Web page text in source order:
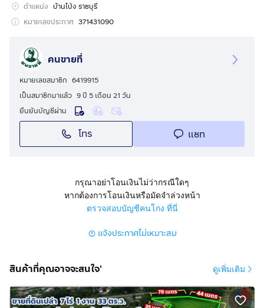
บูลย์)ตำแหน่ง บ้านโป่ง ราชบุรี
หมายเลขประกาศ 371431090
คนขายที่
หมายเลขสมาชิก 6419915
เป็นสมาชิกมาแล้ว 9 ปี 5 เดือน 21 วัน
ยืนยันบัญชีผ่าน
โทร แชท
กรุณาอย่าโอนเงินไม่ว่ากรณีใดๆ
หากต้องการโอนเงินหรือมัดจำล่วงหน้า
ตรวจสอบบัญชีคนโกง ที่นี่
แจ้งประกาศไม่เหมาะสม
สินค้าที่คุณอาจจะสนใจ' ดูเพิ่มเติม